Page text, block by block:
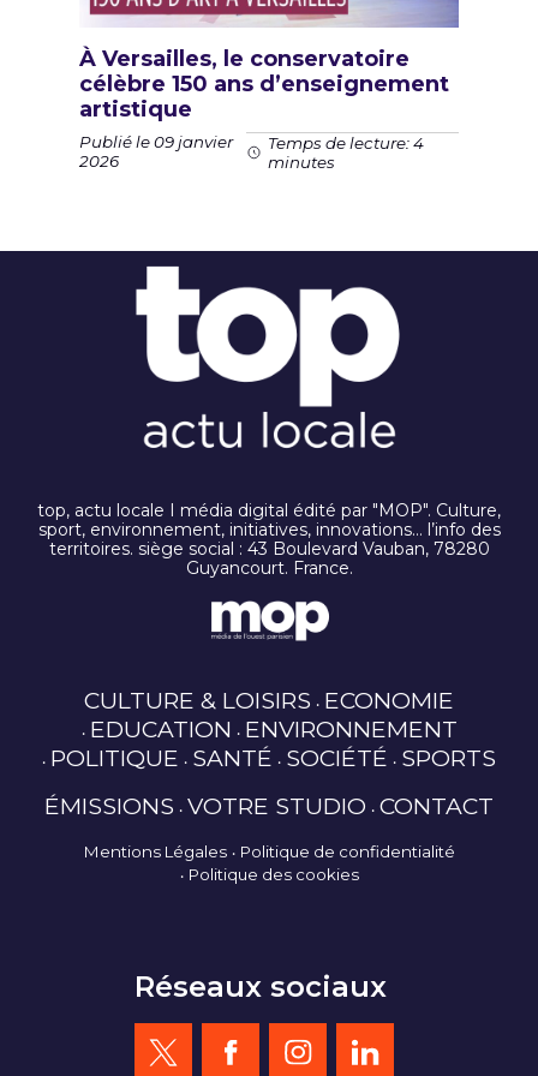
À Versailles, le conservatoire
célèbre 150 ans d’enseignement
artistique
Publié le 09 janvier
2026
Temps de lecture: 4
minutes
top, actu locale I média digital édité par "MOP". Culture,
sport, environnement, initiatives, innovations… l’info des
territoires. siège social : 43 Boulevard Vauban, 78280
Guyancourt. France.
CULTURE & LOISIRS ECONOMIE
EDUCATION ENVIRONNEMENT
POLITIQUE SANTÉ SOCIÉTÉ SPORTS
ÉMISSIONS VOTRE STUDIO CONTACT
Mentions Légales
Politique de confidentialité
Politique des cookies
Réseaux sociaux